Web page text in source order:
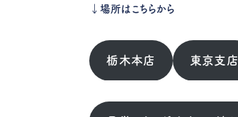
↓場所はこちらから
栃木本店 東京支店